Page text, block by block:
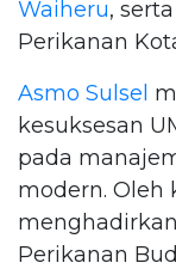
Waiheru,
Perikanan
Asmo Sulsel
kesuksesan
pada
modern. Oleh
Perikanan